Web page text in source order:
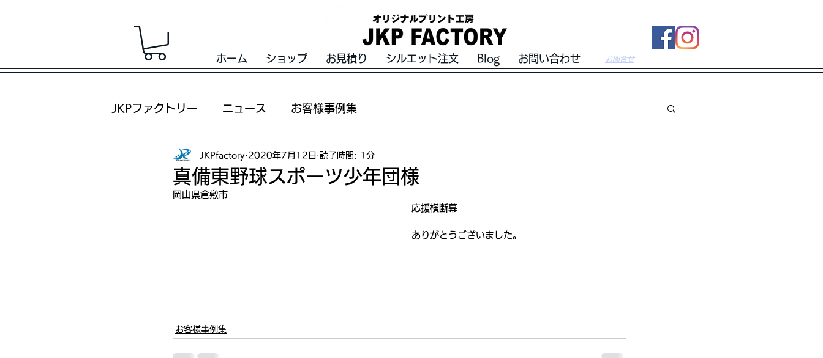
ホーム ショップ お見積り シルエット注文 Blog お問い合わせ ​お問合せ
JKPファクトリー ニュース お客様事例集
真備東野球スポーツ少年団様
JKPfactory 2020年7月12日 読了時間: 1分
岡山県倉敷市
応援横断幕
ありがとうございました。
お客様事例集